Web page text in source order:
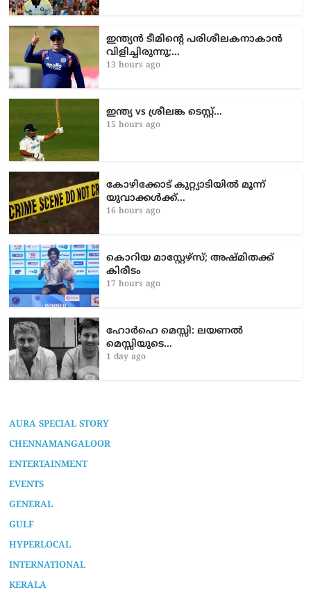
ഇന്ത്യൻ ടീമിന്റെ പരിശീലകനാകാൻ
വിളിച്ചിരുന്നു;…
13 hours ago
ഇന്ത്യ vs ശ്രീലങ്ക ടെസ്റ്റ്…
15 hours ago
കോഴിക്കോട് കുറ്റ്യാടിയിൽ മൂന്ന്
യുവാക്കൾക്ക്…
16 hours ago
കൊറിയ മാസ്റ്റേഴ്സ്; അഷ്മിതക്ക്
കിരീടം
17 hours ago
ഹോർഹെ മെസ്സി: ലയണൽ
മെസ്സിയുടെ…
1 day ago
AURA SPECIAL STORY
CHENNAMANGALOOR
ENTERTAINMENT
EVENTS
GENERAL
GULF
HYPERLOCAL
INTERNATIONAL
KERALA